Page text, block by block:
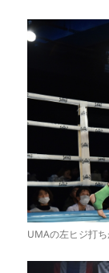
UMAの左ヒジ打